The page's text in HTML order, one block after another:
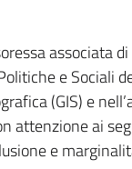
associata
e Sociali
(GIS) e
attenzione ai
e